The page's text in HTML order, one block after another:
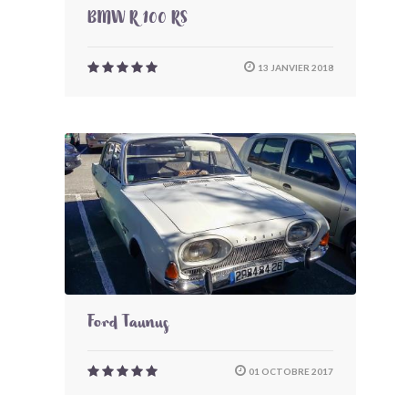
BMW R 100 RS
13 JANVIER 2018
Ford Taunus
01 OCTOBRE 2017